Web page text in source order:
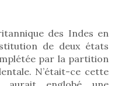
des Indes en
de deux états
par la partition
N’était-ce cette